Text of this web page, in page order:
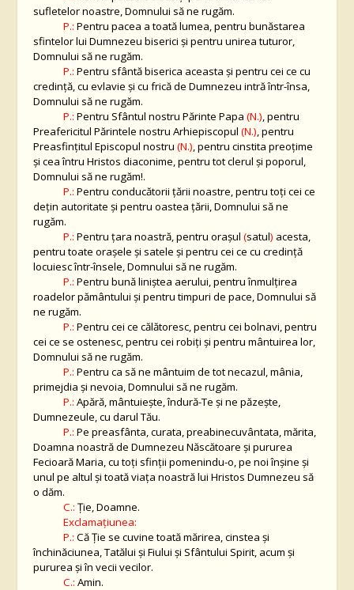
sufletelor noastre, Domnului să ne rugăm.
P.: Pentru pacea a toată lumea, pentru bunăstarea
sfintelor lui Dumnezeu biserici şi pentru unirea tuturor,
Domnului să ne rugăm.
P.: Pentru sfântă biserica aceasta şi pentru cei ce cu
credinţă, cu evlavie şi cu frică de Dumnezeu intră într-însa,
Domnului să ne rugăm.
P.: Pentru Sfântul nostru Părinte Papa(N.), pentru
Preafericitul Părintele nostru Arhiepiscopul(N.), pentru
Preasfinţitul Episcopul nostru(N.), pentru cinstita preoţime
şi cea întru Hristos diaconime, pentru tot clerul şi poporul,
Domnului să ne rugăm!.
P.: Pentru conducătorii ţării noastre, pentru toţi cei ce
deţin autoritate şi pentru oastea ţării, Domnului să ne
rugăm.
P.: Pentru ţara noastră, pentru oraşul(satul) acesta,
pentru toate oraşele şi satele şi pentru cei ce cu credinţă
locuiesc într-însele, Domnului să ne rugăm.
P.: Pentru bună liniştea aerului, pentru înmulţirea
roadelor pământului şi pentru timpuri de pace, Domnului să
ne rugăm.
P.: Pentru cei ce călătoresc, pentru cei bolnavi, pentru
cei ce se ostenesc, pentru cei robiţi şi pentru mântuirea lor,
Domnului să ne rugăm.
P.: Pentru ca să ne mântuim de tot necazul, mânia,
primejdia şi nevoia, Domnului să ne rugăm.
P.: Apără, mântuieşte, îndură-Te şi ne păzeşte,
Dumnezeule, cu darul Tău.
P.: Pe preasfânta, curata, preabinecuvântata, mărita,
Doamna noastră de Dumnezeu Născătoare şi pururea
Fecioară Maria, cu toţi sfinţii pomenindu-o, pe noi înşine şi
unul pe altul şi toată viaţa noastră lui Hristos Dumnezeu să
o dăm.
C.: Ţie, Doamne.
Exclamaţiunea:
P.: Că Ţie se cuvine toată mărirea, cinstea şi
închinăciunea, Tatălui şi Fiului şi Sfântului Spirit, acum şi
pururea şi în vecii vecilor.
C.: Amin.